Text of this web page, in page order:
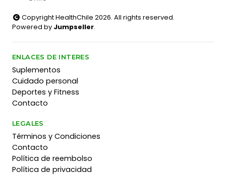
Copyright HealthChile 2026. All rights reserved.
Powered by Jumpseller.
ENLACES DE INTERES
Suplementos
Cuidado personal
Deportes y Fitness
Contacto
LEGALES
Términos y Condiciones
Contacto
Política de reembolso
Política de privacidad